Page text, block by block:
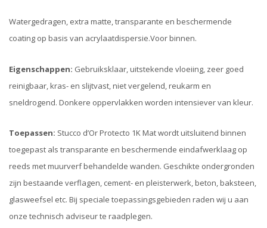
Watergedragen, extra matte, transparante en beschermende
coating op basis van acrylaatdispersie.Voor binnen.
Eigenschappen: Gebruiksklaar, uitstekende vloeiing, zeer goed
reinigbaar, kras- en slijtvast, niet vergelend, reukarm en
sneldrogend. Donkere oppervlakken worden intensiever van kleur.
Toepassen: Stucco d’Or Protecto 1K Mat wordt uitsluitend binnen
toegepast als transparante en beschermende eindafwerklaag op
reeds met muurverf behandelde wanden. Geschikte ondergronden
zijn bestaande verflagen, cement- en pleisterwerk, beton, baksteen,
glasweefsel etc. Bij speciale toepassingsgebieden raden wij u aan
onze technisch adviseur te raadplegen.